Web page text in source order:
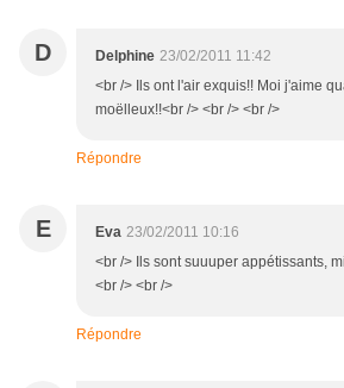
D Delphine 23/02/2011 11:42
<br /> Ils ont l'air exquis!! Moi j'aime
moëlleux!!<br /> <br /> <br />
Répondre
E Eva 23/02/2011 10:16
<br /> Ils sont suuuper appétissants,
<br /> <br />
Répondre